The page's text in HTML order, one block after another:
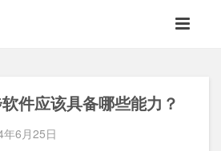
件应该具备哪些能力？
年6月25日